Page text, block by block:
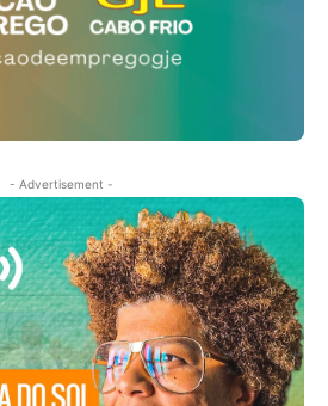
- Advertisement -